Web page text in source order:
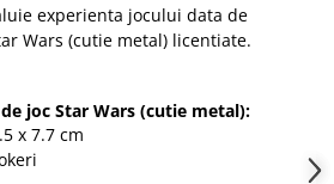
experienta jocului data de
Wars (cutie metal) licentiate.
joc Star Wars (cutie metal):
x 7.7 cm